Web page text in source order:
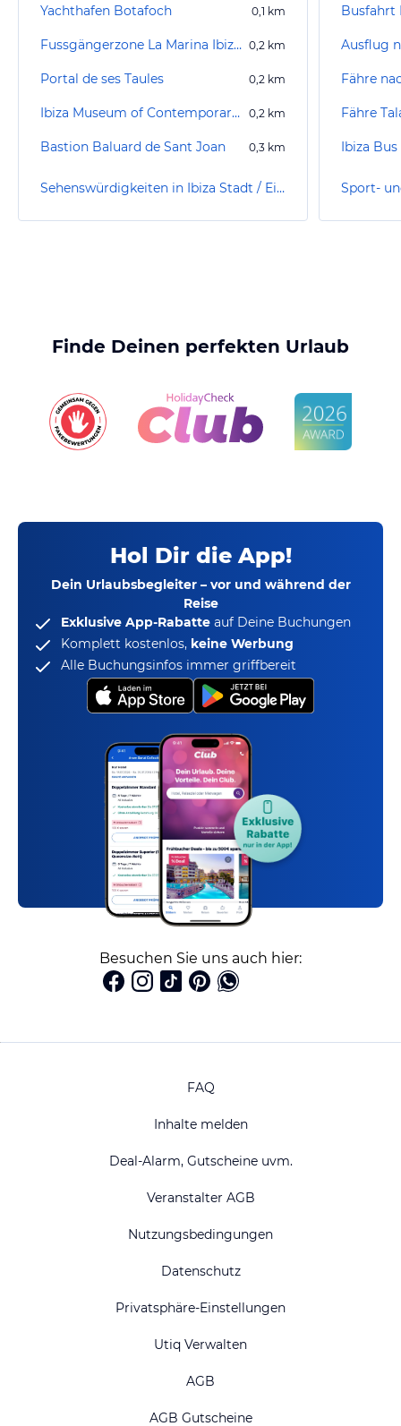
Yachthafen Botafoch 0,1 km
Fussgängerzone La Marina Ibiza Stadt / Eivissa 0,2 km
Portal de ses Taules 0,2 km
Ibiza Museum of Contemporary Art 0,2 km
Bastion Baluard de Sant Joan 0,3 km
Sehenswürdigkeiten in Ibiza Stadt / Eivissa
Busfahrt
Ausflug
Fähre
Fähre
Ibiza
Finde Deinen perfekten Urlaub
Hol Dir die App!
Dein Urlaubsbegleiter – vor und während der
Reise
Exklusive App-Rabatte auf Deine Buchungen
Komplett kostenlos, keine Werbung
Alle Buchungsinfos immer griffbereit
Besuchen Sie uns auch hier:
FAQ
Inhalte melden
Deal-Alarm, Gutscheine uvm.
Veranstalter AGB
Nutzungsbedingungen
Datenschutz
Privatsphäre-Einstellungen
Utiq Verwalten
AGB
AGB Gutscheine